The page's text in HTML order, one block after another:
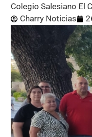
Colegio Salesiano El
Charry Noticias